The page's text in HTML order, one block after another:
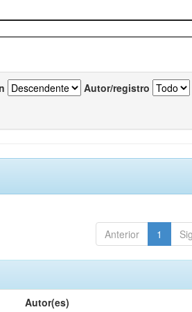
Autor/registro
Anterior 1
Autor(es)